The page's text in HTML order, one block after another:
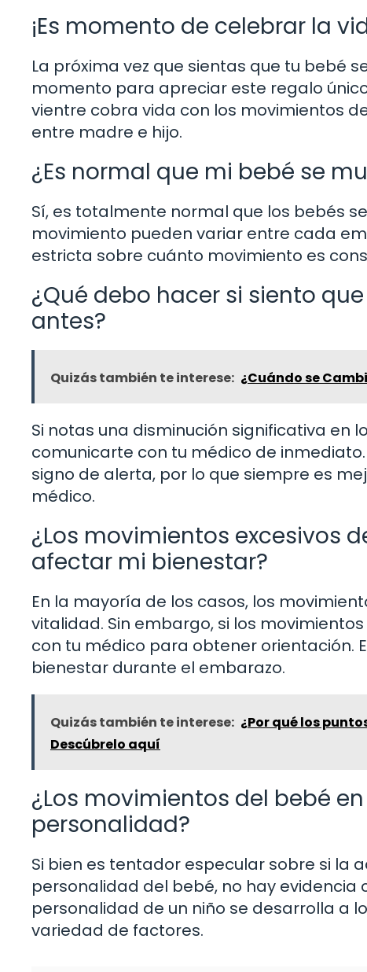
¡Es momento de celebrar la
La próxima vez que sientas que tu bebé
momento para apreciar este regalo
vientre cobra vida con los movimientos
entre madre e hijo.
¿Es normal que mi bebé se
Sí, es totalmente normal que los bebés
movimiento pueden variar entre cada
estricta sobre cuánto movimiento es
¿Qué debo hacer si siento
antes?
Quizás también te interese: ¿Cuándo se
Si notas una disminución significativa en
comunicarte con tu médico de
signo de alerta, por lo que siempre es
médico.
¿Los movimientos excesivos
afectar mi bienestar?
En la mayoría de los casos, los
vitalidad. Sin embargo, si los
con tu médico para obtener orientación.
bienestar durante el embarazo.
Quizás también te interese: ¿Por qué los
Descúbrelo aquí
¿Los movimientos del bebé
personalidad?
Si bien es tentador especular sobre si la
personalidad del bebé, no hay
personalidad de un niño se desarrolla a
variedad de factores.